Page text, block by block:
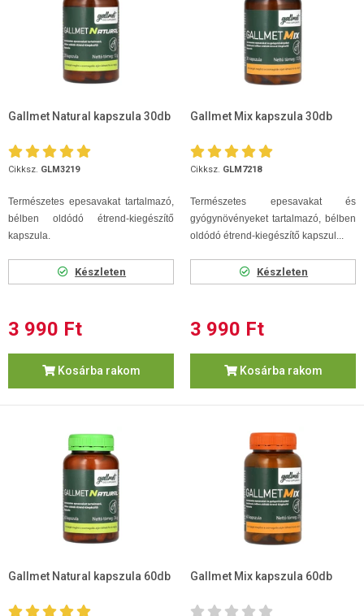
Gallmet Natural kapszula 30db
Cikksz. GLM3219
Természetes epesavakat tartalmazó,
bélben oldódó étrend-kiegészítő
kapszula.
Készleten
3 990 Ft
Kosárba rakom
Gallmet Mix kapszula 30db
Cikksz. GLM7218
Természetes epesavakat és
gyógynövényeket tartalmazó, bélben
oldódó étrend-kiegészítő kapszul...
Készleten
3 990 Ft
Kosárba rakom
Gallmet Natural kapszula 60db Gallmet Mix kapszula 60db